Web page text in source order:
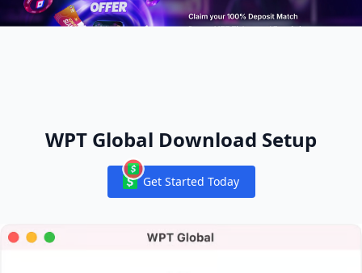
WPT Global Download Setup
Notifications
Get Started Today